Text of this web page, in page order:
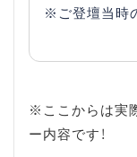
※ご登壇当時
※ここからは実
ー内容です！